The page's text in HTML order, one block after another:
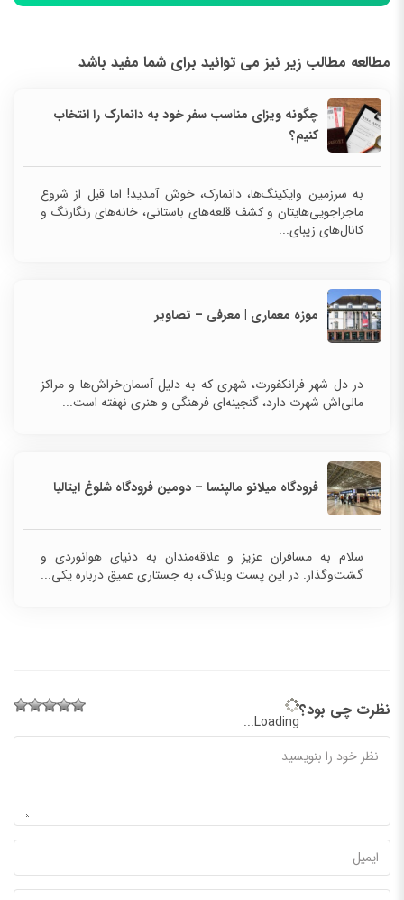
مطالعه مطالب زیر نیز می توانید برای شما مفید باشد
چگونه ویزای مناسب سفر خود به دانمارک را انتخاب
کنیم؟
به سرزمین وایکینگ‌ها، دانمارک، خوش آمدید! اما قبل از شروع
ماجراجویی‌هایتان و کشف قلعه‌های باستانی، خانه‌های رنگارنگ و
کانال‌های زیبای...
موزه معماری | معرفی – تصاویر
در دل شهر فرانکفورت، شهری که به دلیل آسمان‌خراش‌ها و مراکز
مالی‌اش شهرت دارد، گنجینه‌ای فرهنگی و هنری نهفته است...
فرودگاه میلانو مالپنسا – دومین فرودگاه شلوغ ایتالیا
سلام به مسافران عزیز و علاقه‌مندان به دنیای هوانوردی و
گشت‌وگذار. در این پست وبلاگ، به جستاری عمیق درباره یکی...
نظرت چی بود؟
Loading...